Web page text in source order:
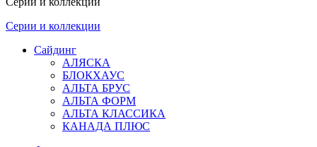
Серии и коллекции
Сайдинг
АЛЯСКА
БЛОКХАУС
АЛЬТА БРУС
АЛЬТА ФОРМ
АЛЬТА КЛАССИКА
КАНАДА ПЛЮС